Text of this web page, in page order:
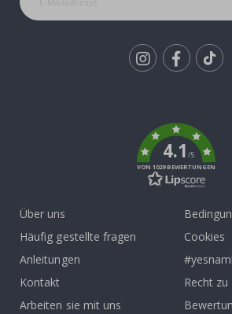
4.1/5
VON 1029 BEWERTUNGEN
Über uns
Häufig gestellte fragen
Anleitungen
Kontakt
Arbeiten sie mit uns
Cookies
Recht